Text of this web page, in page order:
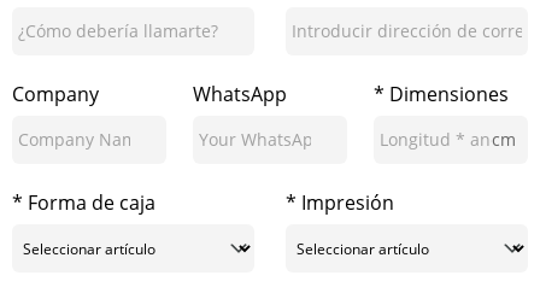
Company WhatsApp * Dimensiones
cm
* Forma de caja * Impresión